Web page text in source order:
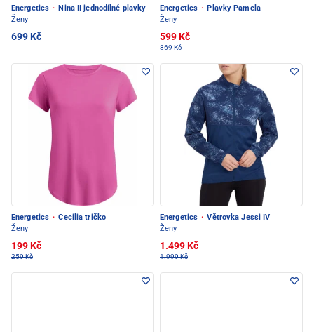
Energetics · Nina II jednodílné plavky
Ženy
699 Kč
Energetics · Plavky Pamela
Ženy
599 Kč
869 Kč
Energetics · Cecilia tričko
Ženy
199 Kč
259 Kč
Energetics · Větrovka Jessi IV
Ženy
1.499 Kč
1.999 Kč